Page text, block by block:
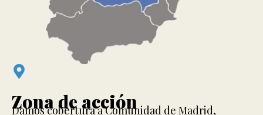
Zona de acción
Damos cobertura a Comunidad de Madrid,